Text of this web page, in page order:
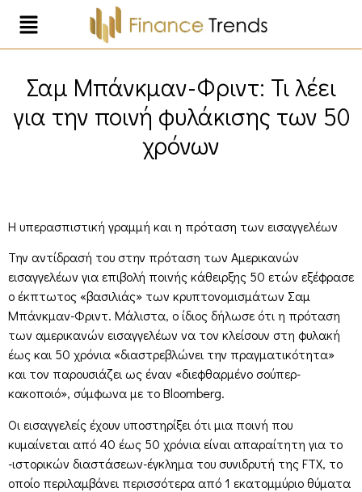
Σαμ Μπάνκμαν-Φριντ: Τι λέει
για την ποινή φυλάκισης των 50
χρόνων
Η υπερασπιστική γραμμή και η πρόταση των εισαγγελέων
Την αντίδρασή του στην πρόταση των Αμερικανών
εισαγγελέων για επιβολή ποινής κάθειρξης 50 ετών εξέφρασε
ο έκπτωτος «βασιλιάς» των κρυπτονομισμάτων Σαμ
Μπάνκμαν-Φριντ. Μάλιστα, ο ίδιος δήλωσε ότι η πρόταση
των αμερικανών εισαγγελέων να τον κλείσουν στη φυλακή
έως και 50 χρόνια «διαστρεβλώνει την πραγματικότητα»
και τον παρουσιάζει ως έναν «διεφθαρμένο σούπερ-
κακοποιό», σύμφωνα με το Bloomberg.
Οι εισαγγελείς έχουν υποστηρίξει ότι μια ποινή που
κυμαίνεται από 40 έως 50 χρόνια είναι απαραίτητη για το
-ιστορικών διαστάσεων-έγκλημα του συνιδρυτή της FTX, το
οποίο περιλαμβάνει περισσότερα από 1 εκατομμύριο θύματα